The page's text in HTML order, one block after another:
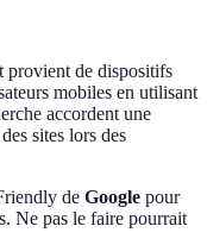
provient de dispositifs
mobiles en utilisant
accordent une
sites lors des
de Google pour
Ne pas le faire pourrait